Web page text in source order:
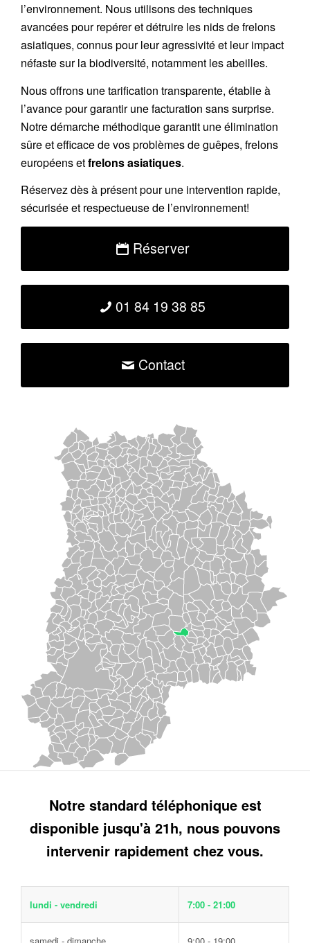
l’environnement. Nous utilisons des techniques
avancées pour repérer et détruire les nids defrelons
asiatiques, connus pour leur agressivité et leur impact
néfaste sur la biodiversité, notamment les abeilles.
Nous offrons unetarification transparente, établie à
l’avance pour garantir une facturation sans surprise.
Notre démarche méthodique garantit une élimination
sûre et efficace de vos problèmes de guêpes, frelons
européens etfrelons asiatiques.
Réservezdès à présent pour une intervention rapide,
sécurisée et respectueuse de l’environnement!
Réserver
01 84 19 38 85
Contact
Notre standard téléphonique est
disponible jusqu'à 21h, nous pouvons
intervenir rapidement chez vous.
lundi - vendredi 7:00 - 21:00